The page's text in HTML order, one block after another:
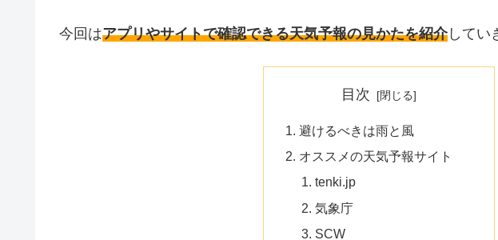
今回はアプリやサイトで確認できる天気予報の見かたを紹介してい
目次
避けるべきは雨と風
オススメの天気予報サイト
tenki.jp
気象庁
SCW